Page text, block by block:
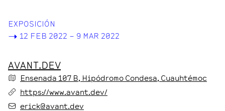
EXPOSICIÓN
-> 12 FEB 2022 – 9 MAR 2022
AVANT.DEV
Ensenada 107 B, Hipódromo Condesa, Cuauhtémoc
https://www.avant.dev/
erick@avant.dev